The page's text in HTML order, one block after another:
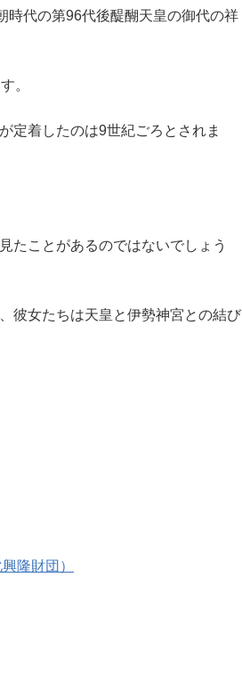
時代の第96代後醍醐天皇の御代の祥
。
定着したのは9世紀ごろとされま
たことがあるのではないでしょう
彼女たちは天皇と伊勢神宮との結び
隆財団）